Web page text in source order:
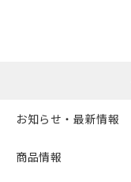
お知らせ・最新情報
商品情報